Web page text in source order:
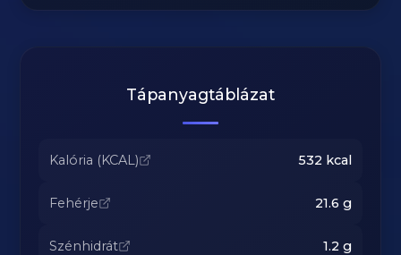
Tápanyagtáblázat
Kalória (KCAL) 532 kcal
Fehérje 21.6 g
Szénhidrát 1.2 g